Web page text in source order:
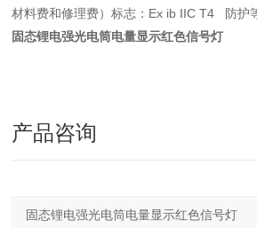
材料费和修理费）标志：Ex ib IIC T4 防护
固态锂电强光电筒电量显示红色信号灯
产品咨询